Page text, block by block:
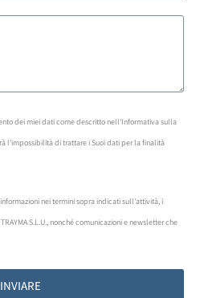
dei miei dati come descritto nell'Informativa sulla
l'impossibilità di trattare i Suoi dati per la finalità
nei termini sopra indicati sull'attività, i
S.L.U., nonché comunicazioni e newsletter che
INVIARE